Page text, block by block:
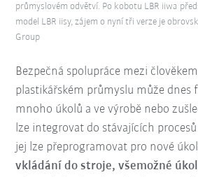
Bezpečná spolupráce mezi
plastikářském průmyslu může dnes
mnoho úkolů a ve výrobě nebo
lze integrovat do stávajících
jej lze přeprogramovat pro nové
vkládání do stroje, všemožné
průmyslovém odvětví. Po kobotu LBR iiwa
model LBR iisy, zájem o nyní tři verze je
Group